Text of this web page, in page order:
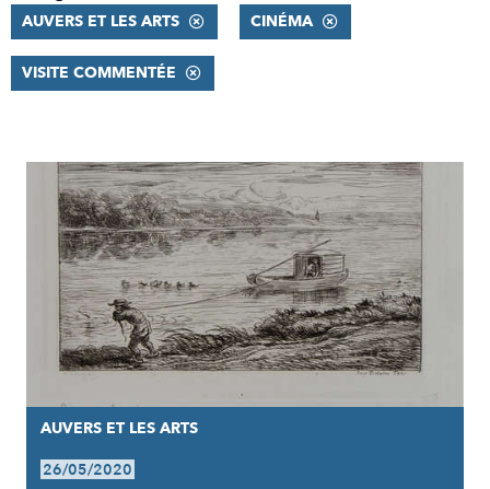
AUVERS ET LES ARTS CINÉMA
VISITE COMMENTÉE
RÉSULTATS
AUVERS ET LES ARTS
26/05/2020